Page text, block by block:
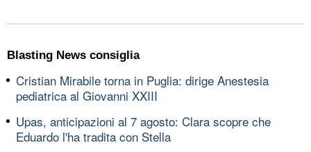
Blasting News consiglia
Cristian Mirabile torna in Puglia: dirige Anestesia
pediatrica al Giovanni XXIII
Upas, anticipazioni al 7 agosto: Clara scopre che
Eduardo l'ha tradita con Stella